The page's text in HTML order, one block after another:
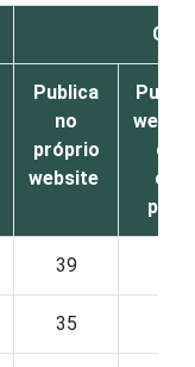
Publica
no
próprio
website
39
35